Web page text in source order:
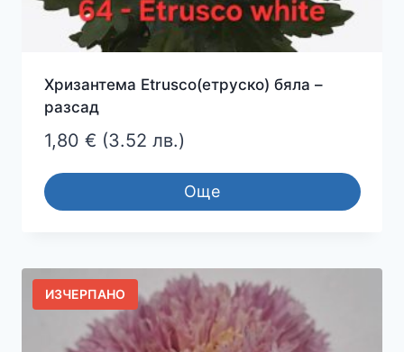
Хризантема Etrusco(етруско) бяла –
разсад
1,80 € (3.52 лв.)
Още
ИЗЧЕРПАНО